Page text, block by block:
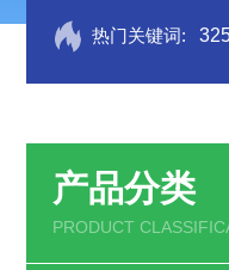
热门关键词:
产品分类
PRODUCT